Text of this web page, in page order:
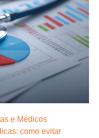
e Médicos
como evitar